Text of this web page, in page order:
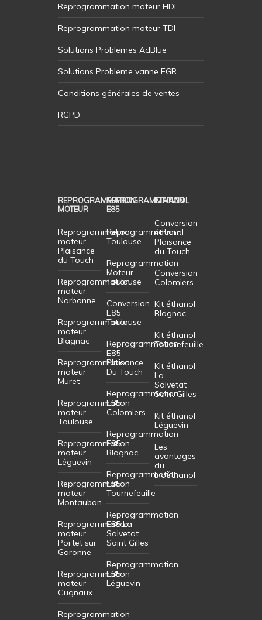
Reprogrammation moteur HDI
Reprogrammation moteur TDI
Solutions Problemes AdBlue
Solutions Probleme vanne EGR
Conditions générales de ventes
RGPD
REPROGRAMMATION
MOTEUR
Reprogrammation
moteur
Plaisance
du Touch
Reprogrammation
moteur
Narbonne
Reprogrammation
moteur
Blagnac
Reprogrammation
moteur
Muret
Reprogrammation
moteur
Toulouse
Reprogrammation
moteur
Léguevin
Reprogrammation
moteur
Montauban
Reprogrammation
moteur
Portet sur
Garonne
Reprogrammation
moteur
Cugnaux
Reprogrammation
REPROGRAMMATION
E85
Reprogrammation
Toulouse
Reprogrammation
Moteur
Toulouse
Conversion
E85
Toulouse
Reprogrammation
E85
Plaisance
Du Touch
Reprogrammation
E85
Colomiers
Reprogrammation
E85
Blagnac
Reprogrammation
E85
Tournefeuille
Reprogrammation
E85 La
Salvetat
Saint Gilles
Reprogrammation
E85
Léguevin
ETHANOL
Conversion
éthanol
Plaisance
du Touch
Conversion
Colomiers
Kit éthanol
Blagnac
Kit éthanol
Tournefeuille
Kit éthanol
La
Salvetat
Saint Gilles
Kit éthanol
Léguevin
Les
avantages
du
bioéthanol